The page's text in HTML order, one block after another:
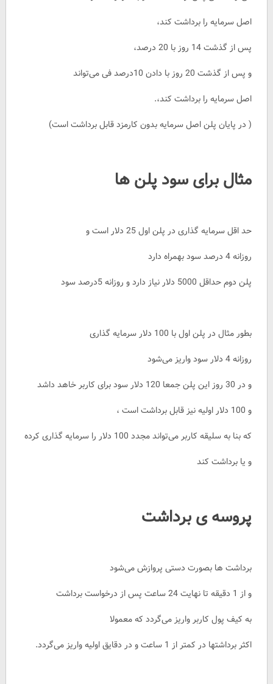
اصل سرمایه را برداشت کند،
پس از گذشت 14 روز با 20 درصد،
و پس از گذشت 20 روز با دادن 10درصد فی می‌تواند
اصل سرمایه را برداشت کند،.
( در پایان پلن اصل سرمایه بدون کارمزد قابل برداشت است)
مثال برای سود پلن ها
حد اقل سرمایه گذاری در پلن اول 25 دلار است و
روزانه 4 درصد سود بهمراه دارد
پلن دوم حداقل 5000 دلار نیاز دارد و روزانه 5درصد سود
بطور مثال در پلن اول با 100 دلار سرمایه گذاری
روزانه 4 دلار سود واریز می‌شود
و در 30 روز این پلن جمعا 120 دلار سود برای کاربر خاهد داشد
و 100 دلار اولیه نیز قابل برداشت است ،
که بنا به سلیقه کاربر می‌تواند مجدد 100 دلار را سرمایه گذاری کرده
و یا برداشت کند
پروسه ی برداشت
برداشت ها بصورت دستی پروازش می‌شود
و از 1 دقیقه تا نهایت 24 ساعت پس از درخواست برداشت
به کیف پول کاربر واریز می‌گردد که معمولا
اکثر برداشتها در کمتر از 1 ساعت و در دقایق اولیه واریز می‌گردد.